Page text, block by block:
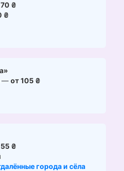
₴
₴
— от 105 ₴
₴
города и сёла